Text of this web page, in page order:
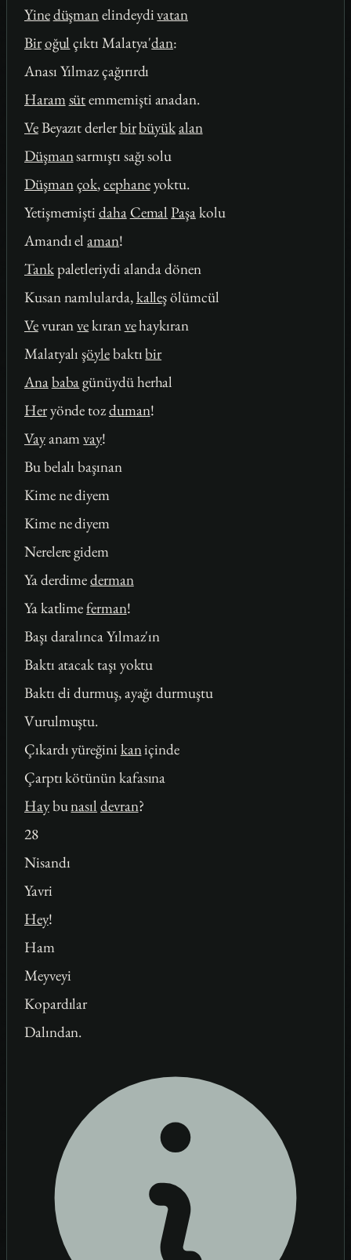
Yinedüşmanelindeydivatan
Biroğul çıktı Malatya'dan:
Anası Yılmaz çağırırdı
Haramsütemmemişti anadan.
VeBeyazıt derlerbirbüyükalan
Düşmansarmıştı sağı solu
Düşmançok,cephaneyoktu.
Yetişmemiştidaha Cemal Paşakolu
Amandı elaman!
Tankpaletleriydi alanda dönen
Kusan namlularda,kalleşölümcül
Vevuranvekıranvehaykıran
Malatyalışöylebaktıbir
Anababagünüydü herhal
Heryönde tozduman!
Vayanamvay!
Bu belalı başınan
Kime ne diyem
Kime ne diyem
Nerelere gidem
Ya derdimederman
Ya katlimeferman!
Başı daralınca Yılmaz'ın
Baktı atacak taşı yoktu
Baktı eli durmuş, ayağı durmuştu
Vurulmuştu.
Çıkardı yüreğini kaniçinde
Çarptı kötünün kafasına
Haybunasıl devran?
28
Nisandı
Yavri
Hey!
Ham
Meyveyi
Kopardılar
Dalından.